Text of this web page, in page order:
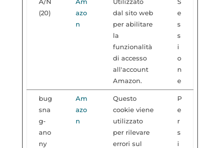
(20)
azo
n
dal sito web
per abilitare
la
funzionalità
di accesso
all'account
Amazon.
e
s
s
i
o
n
e
bug
sna
g-
ano
ny
Am
azo
n
Questo
cookie viene
utilizzato
per rilevare
errori sul
P
e
r
s
i